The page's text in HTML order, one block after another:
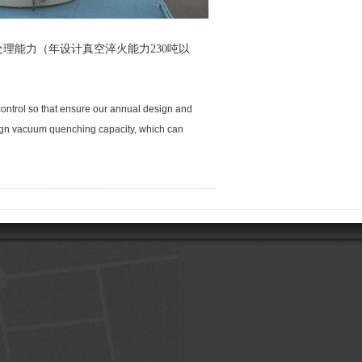
能力（年设计真空淬火能力230吨以
so that ensure our annual design and
vacuum quenching capacity, which can